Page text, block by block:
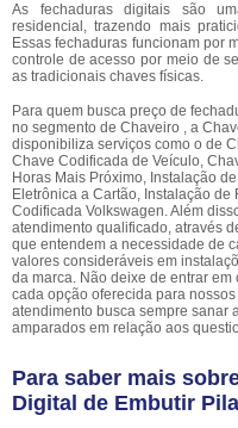
As fechaduras digitais são
residencial, trazendo mais
Essas fechaduras funcionam por
controle de acesso por meio de
as tradicionais chaves físicas.
Para quem busca preço de
no segmento de Chaveiro , a
disponibiliza serviços como o de
Chave Codificada de Veículo,
Horas Mais Próximo, Instalação
Eletrônica a Cartão, Instalação
Codificada Volkswagen. Além
atendimento qualificado, através
que entendem a necessidade de
valores consideráveis em
da marca. Não deixe de entrar
cada opção oferecida para
atendimento busca sempre sanar
amparados em relação aos
Para saber mais
Digital de Embutir